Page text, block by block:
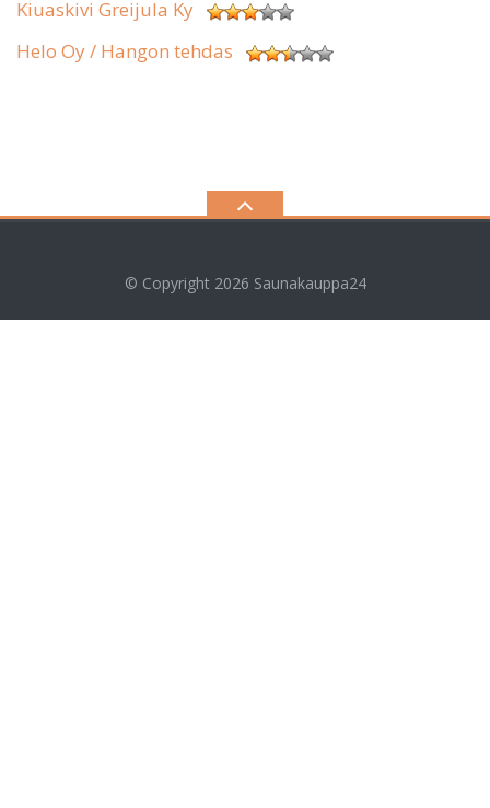
Kiuaskivi Greijula Ky
Helo Oy / Hangon tehdas
© Copyright 2026 Saunakauppa24